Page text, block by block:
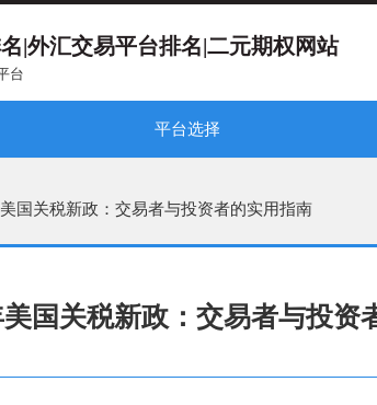
|外汇交易平台排名|二元期权网站
台
平台选择
国关税新政：交易者与投资者的实用指南
国关税新政：交易者与投资